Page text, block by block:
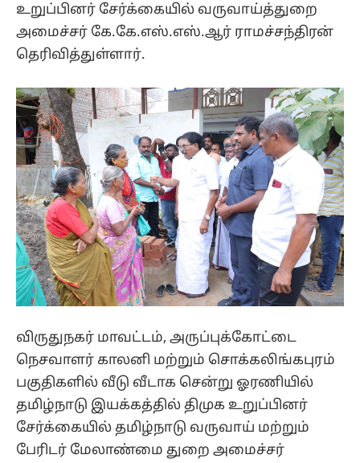
உறுப்பினர் சேர்க்கையில் வருவாய்த்துறை
அமைச்சர் கே.கே.எஸ்.எஸ்.ஆர் ராமச்சந்திரன்
தெரிவித்துள்ளார்.
விருதுநகர் மாவட்டம், அருப்புக்கோட்டை
நெசவாளர் காலனி மற்றும் சொக்கலிங்கபுரம்
பகுதிகளில் வீடு வீடாக சென்று ஓரணியில்
தமிழ்நாடு இயக்கத்தில் திமுக உறுப்பினர்
சேர்க்கையில் தமிழ்நாடு வருவாய் மற்றும்
பேரிடர் மேலாண்மை துறை அமைச்சர்